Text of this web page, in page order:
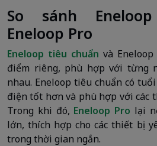
So sánh
Eneloop Pro
Eneloop tiêu chuẩn và
điểm riêng, phù hợp với từng
nhau. Eneloop tiêu chuẩn có
điện tốt hơn và phù hợp với các
Trong khi đó, Eneloop Pro lại
lớn, thích hợp cho các thiết bị
trong thời gian ngắn.